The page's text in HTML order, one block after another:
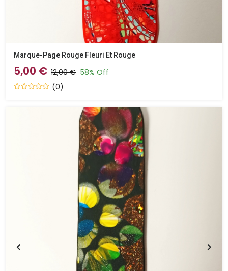
Marque-Page Rouge Fleuri Et Rouge
5,00 € 12,00 € 58% Off
(0)